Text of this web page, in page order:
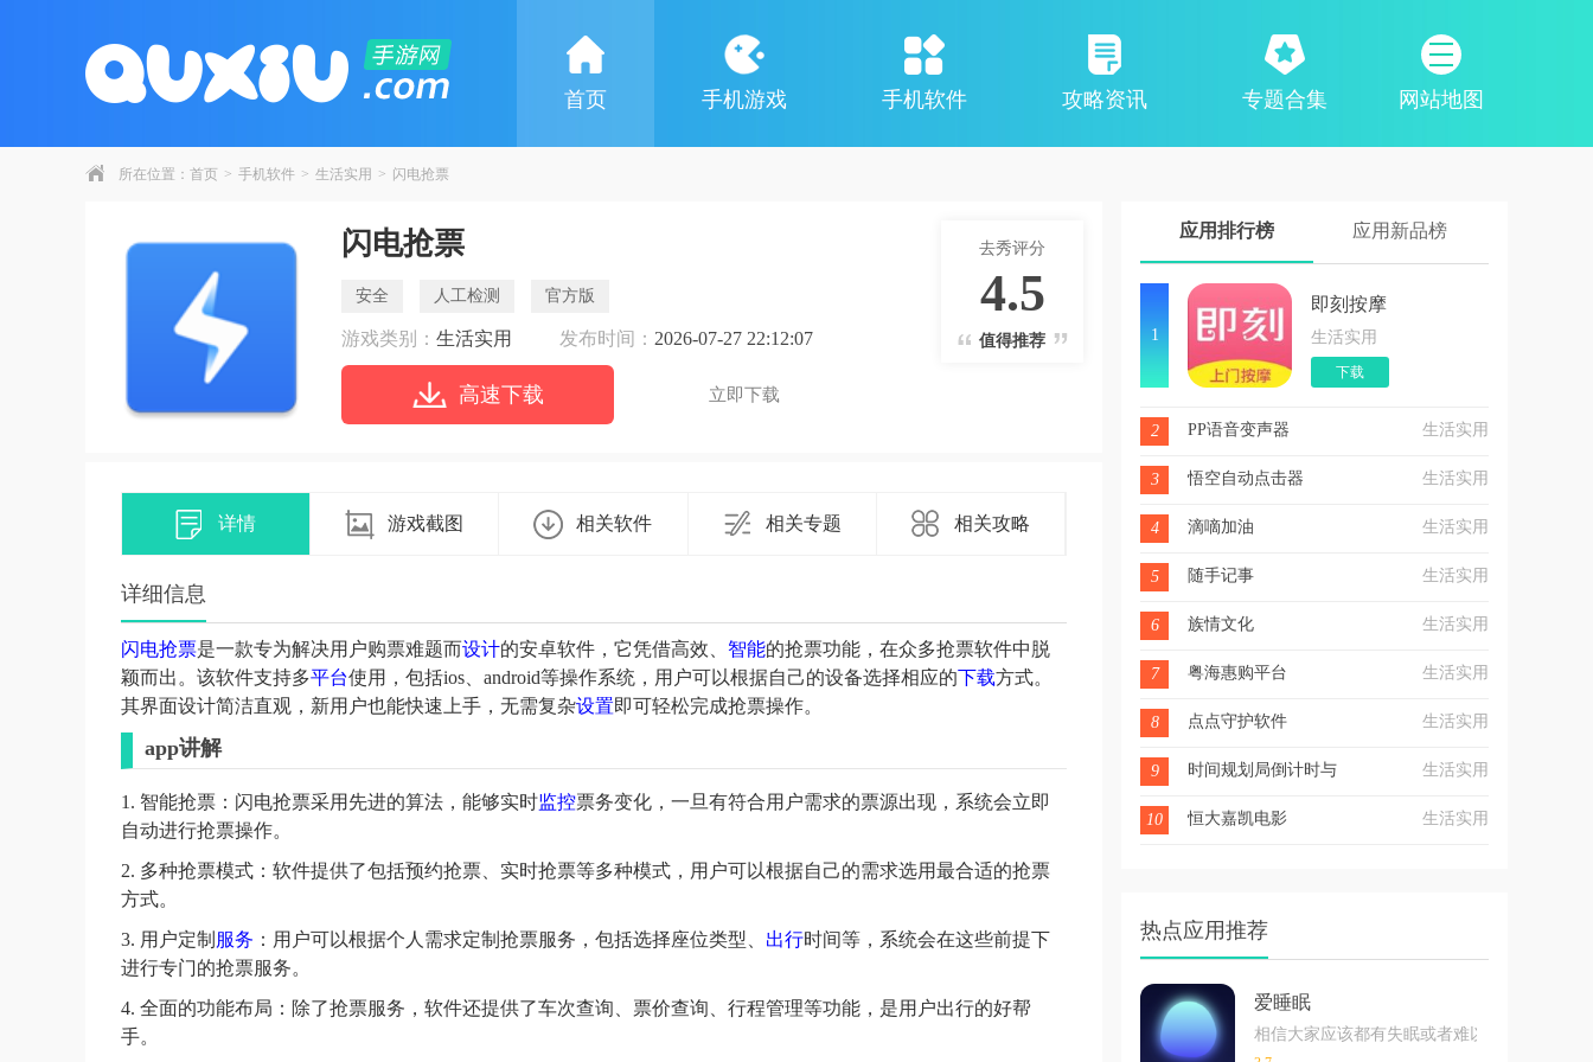
网站地图
首页 手机游戏 手机软件 攻略资讯 专题合集
所在位置： 首页 > 手机软件 > 生活实用 > 闪电抢票
闪电抢票
安全 人工检测 官方版
游戏类别： 生活实用 发布时间： 2026-07-27 22:12:07
高速下载 立即下载
去秀评分
4.5
值得推荐
详情 游戏截图 相关软件 相关专题 相关攻略
详细信息
闪电抢票是一款专为解决用户购票难题而设计的安卓软件，它凭借高效、 智能的抢票功能，在众多抢票软件中脱
颖而出。该软件支持多平台使用，包括ios、android等操作系统，用户可以根据自己的设备选择相应的下载方式。
其界面设计简洁直观，新用户也能快速上手，无需复杂设置即可轻松完成抢票操作。
app讲解
1. 智能抢票：闪电抢票采用先进的算法，能够实时监控票务变化，一旦有符合用户需求的票源出现，系统会立即
自动进行抢票操作。
2. 多种抢票模式：软件提供了包括预约抢票、实时抢票等多种模式，用户可以根据自己的需求选用最合适的抢票
方式。
3. 用户定制 服务 ：用户可以根据个人需求定制抢票服务，包括选择座位类型、 出行时间等，系统会在这些前提下
进行专门的抢票服务。
4. 全面的功能布局：除了抢票服务，软件还提供了车次查询、票价查询、行程管理等功能，是用户出行的好帮
手。
应用排行榜 应用新品榜
1
即刻按摩
生活实用
下载
2 PP语音变声器 生活实用
3 悟空自动点击器 生活实用
4 滴嘀加油 生活实用
5 随手记事 生活实用
6 族情文化 生活实用
7 粤海惠购平台 生活实用
8 点点守护软件 生活实用
9 时间规划局倒计时与提醒事项 生活实用
10 恒大嘉凯电影 生活实用
热点应用推荐
爱睡眠
相信大家应该都有失眠或者难以入睡的情况